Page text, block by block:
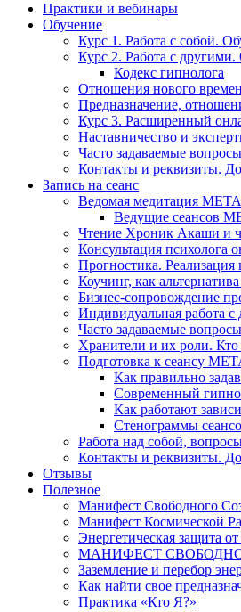
Практики и вебинары
Обучение
Курс 1. Работа с собой.
Курс 2. Работа с
Кодекс гипнолога
Отношения нового
Предназначение,
Курс 3. Расширенный
Наставничество и
Часто задаваемые
Контакты и реквизиты.
Запись на сеанс
Ведомая медитация
Ведущие сеансов
Чтение Хроник Акаши и
Консультация психолога
Прогностика.
Коучинг, как
Бизнес-сопровождение
Индивидуальная работа
Часто задаваемые
Хранители и их роли.
Подготовка к сеансу
Как правильно
Современный
Как работают
Стенограммы
Работа над собой,
Контакты и реквизиты.
Отзывы
Полезное
Манифест Свободного
Манифест Космической
Энергетическая защита
МАНИФЕСТ
Заземление и перебор
Как найти свое
Практика «Кто Я?»